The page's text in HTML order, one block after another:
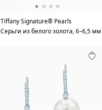
Tiffany Signature® Pearls
Серьги из белого золота, 6–6,5 мм